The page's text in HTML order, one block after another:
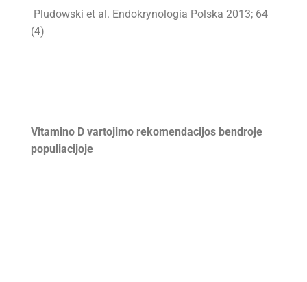
Pludowski et al. Endokrynologia Polska 2013; 64
(4)
Vitamino D vartojimo rekomendacijos bendroje
populiacijoje